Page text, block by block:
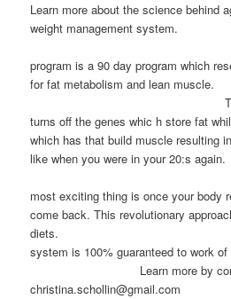
Learn more about the science behind
weight
The
program is a 90 day program which
for fat metabolism
The plan
turns off the genes whic h store fat
which has that build muscle resulting
like when you were in
most exciting thing is once your body
come back. This revolutionary
diets.
system is 100% guaranteed to
Learn more by
christina.schollin@gmail.com